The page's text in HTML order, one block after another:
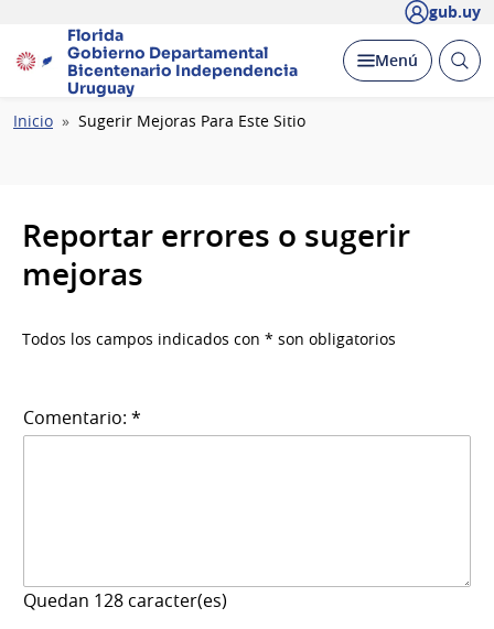
gub.uy
Florida
Gobierno Departamental
Bicentenario Independencia
Uruguay
Desplegar
Menú Abrir
Ruta
Inicio Sugerir Mejoras Para Este Sitio
Reportar errores o sugerir
mejoras
Todos los campos indicados con * son obligatorios
Comentario: *
Quedan 128 caracter(es)